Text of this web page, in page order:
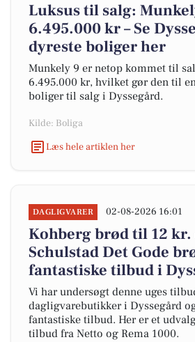
Luksus til salg:
6.495.000 kr – Se
dyreste boliger her
Munkely 9 er netop kommet til
6.495.000 kr, hvilket gør den til
boliger til salg i Dyssegård.
Kilde: Boliga
Læs hele artiklen her
DAGLIGVARER 02-08-2026 16:01
Kohberg brød til 12 kr.
Schulstad Det Gode
fantastiske tilbud i
Vi har undersøgt denne uges
dagligvarebutikker i Dyssegård
fantastiske tilbud. Her er et
tilbud fra Netto og Rema 1000.